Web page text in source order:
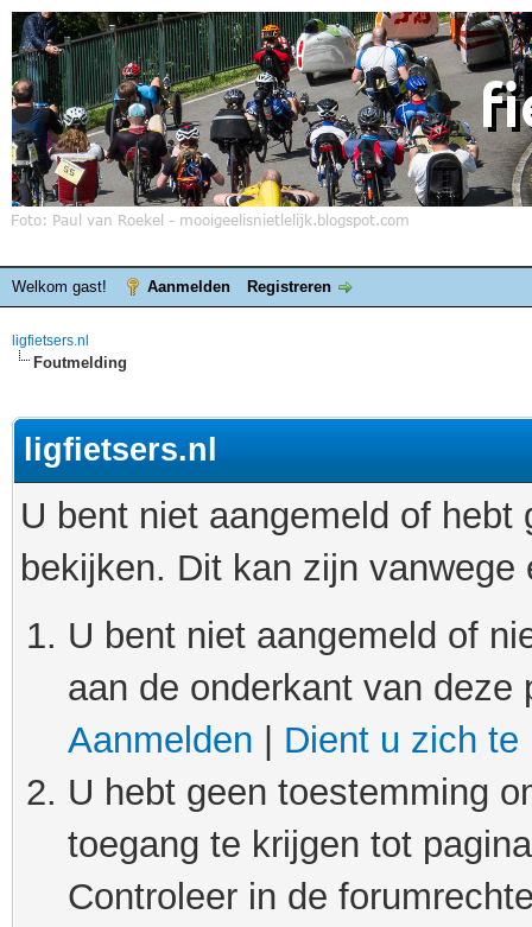
Welkom gast! Aanmelden Registreren
ligfietsers.nl
Foutmelding
ligfietsers.nl
U bent niet aangemeld of
bekijken. Dit kan zijn
U bent niet aangemeld of
aan de onderkant van
Aanmelden
Dient u zich te
U hebt geen toestemming
toegang te krijgen tot
Controleer in de